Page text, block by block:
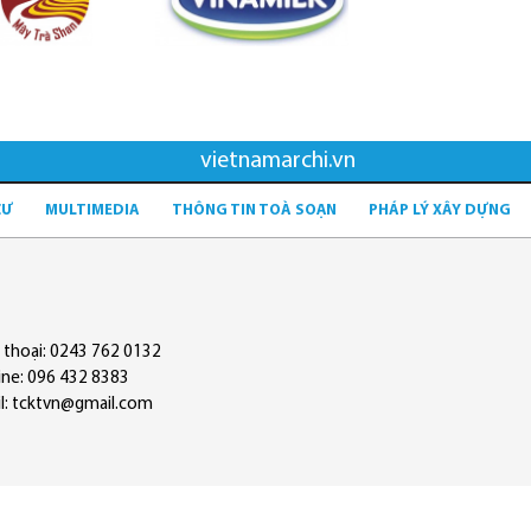
vietnamarchi.vn
MULTIMEDIA THÔNG TIN TOÀ SOẠN PHÁP LÝ XÂY DỰNG
0243 762 0132
096 432 8383
tcktvn@gmail.com